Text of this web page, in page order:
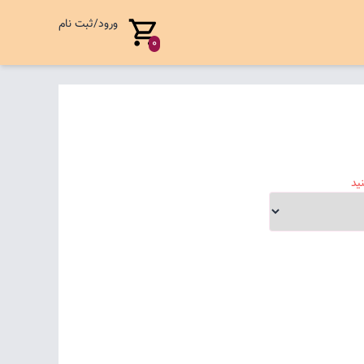
0
ورود/ثبت نام